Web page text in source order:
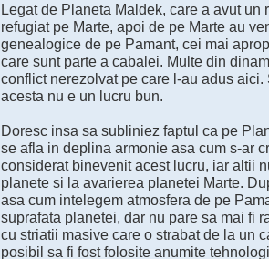
Legat de Planeta Maldek, care a avut
refugiat pe Marte, apoi de pe Marte au
genealogice de pe Pamant, cei mai
care sunt parte a cabalei. Multe din
conflict nerezolvat pe care l-au adus
acesta nu e un lucru bun.
Doresc insa sa subliniez faptul ca pe
se afla in deplina armonie asa cum s-ar
considerat binevenit acest lucru, iar altii
planete si la avarierea planetei Marte.
asa cum intelegem atmosfera de pe
suprafata planetei, dar nu pare sa mai fi
cu striatii masive care o strabat de la un
posibil sa fi fost folosite anumite